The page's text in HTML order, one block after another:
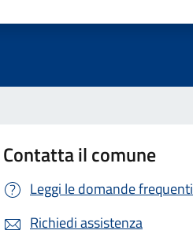
Contatta il comune
Leggi le domande frequenti
Richiedi assistenza